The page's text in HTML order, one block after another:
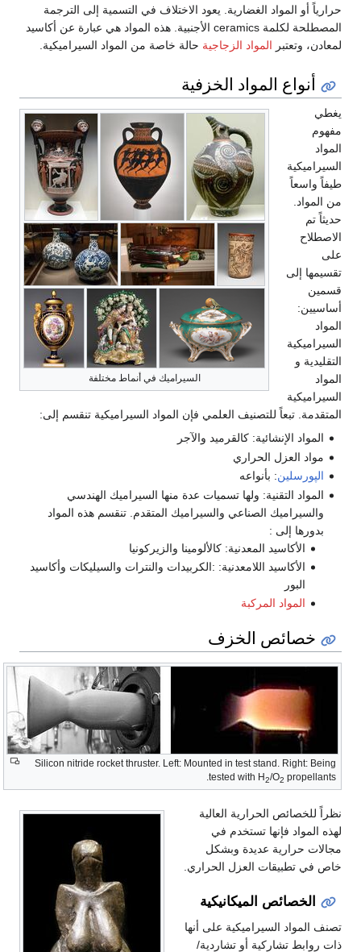
حرارياً أو المواد الغضارية. يعود الاختلاف في التسمية إلى الترجمة
المصطلحة لكلمة ceramics الأجنبية. هذه المواد هي عبارة عن أكاسيد
لمعادن، وتعتبر المواد الزجاجية حالة خاصة من المواد السيراميكية.
أنواع المواد الخزفية
السيراميك في أنماط مختلفة
يغطي
مفهوم
المواد
السيراميكية
طيفاً واسعاً
من المواد.
حديثاً تم
الاصطلاح
على
تقسيمها إلى
قسمين
أساسيين:
المواد
السيراميكية
التقليدية و
المواد
السيراميكية
المتقدمة. تبعاً للتصنيف العلمي فإن المواد السيراميكية تنقسم إلى:
المواد الإنشائية: كالقرميد والآجر
مواد العزل الحراري
الپورسلين: بأنواعه
المواد التقنية: ولها تسميات عدة منها السيراميك الهندسي
والسيراميك الصناعي والسيراميك المتقدم. تنقسم هذه المواد
بدورها إلى :
الأكاسيد المعدنية: كالألومينا والزيركونيا
الأكاسيد اللامعدنية: :الكربيدات والنترات والسيليكات وأكاسيد
البور
المواد المركبة
خصائص الخزف
Silicon nitride rocket thruster. Left: Mounted in test stand. Right: Being
tested with H2/O2 propellants.
الخصائص
الحرارية
نظراً للخصائص الحرارية العالية
لهذه المواد فإنها تستخدم في
مجالات حرارية عديدة وبشكل
خاص في تطبيقات العزل الحراري.
الخصائص الميكانيكية
تصنف المواد السيراميكية على أنها
ذات روابط تشاركية أو تشاردية/